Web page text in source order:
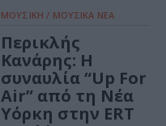
ΜΟΥΣΙΚΗ / ΜΟΥΣΙΚΑ ΝΕΑ
Περικλής
Κανάρης: Η
συναυλία “Up For
Air” από τη Νέα
Υόρκη στην ERT